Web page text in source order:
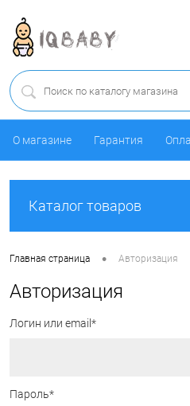
О магазине Гарантия
Каталог товаров
Главная страница • Авторизация
Авторизация
Логин или email*
Пароль*